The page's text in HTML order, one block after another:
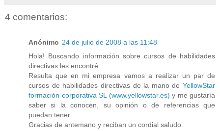
4 comentarios:
Anónimo 24 de julio de 2008 a las 11:48
Hola! Buscando información sobre cursos de habilidades
directivas les encontré.
Resulta que en mi empresa vamos a realizar un par de
cursos de habilidades directivas de la mano de YellowStar
formación corporativa SL (www.yellowstar.es) y me gustaría
saber si la conocen, su opinión o de referencias que
puedan tener.
Gracias de antemano y reciban un cordial saludo.